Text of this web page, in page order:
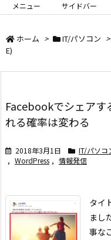
メニュー サイドバー
ホーム > IT/パソコン >
E)
Facebookでシェアす
れる確率は変わる
2018年3月1日 IT/パソコ
, WordPress , 情報発信
タイ
まし
事な